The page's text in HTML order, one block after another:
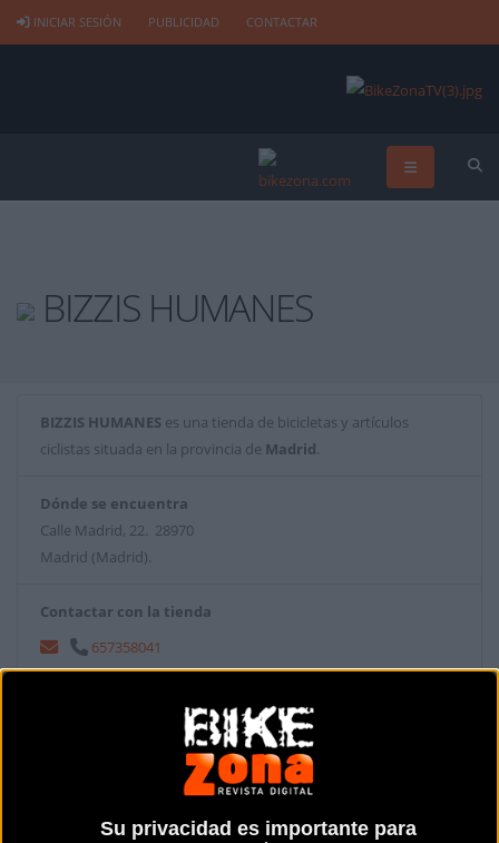
Su privacidad es importante para
INICIAR SESIÓN PUBLICIDAD CONTACTAR
BIZZIS HUMANES
BIZZIS HUMANES es una tienda de bicicletas y artículos
ciclistas situada en la provincia de Madrid.
Dónde se encuentra
Calle Madrid, 22. 28970
Madrid (Madrid).
Contactar con la tienda
657358041